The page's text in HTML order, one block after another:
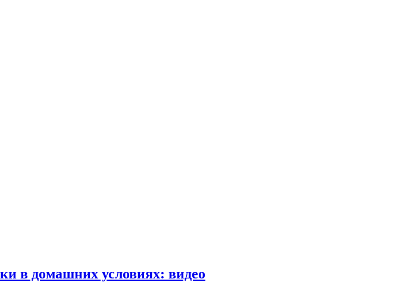
в домашних условиях: видео